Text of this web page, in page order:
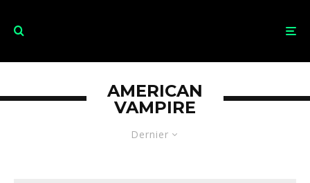
Dernier
AMERICAN
VAMPIRE